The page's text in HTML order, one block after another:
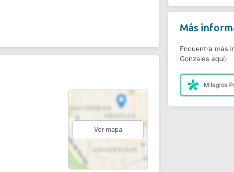
Ver mapa
Más
Encuentra más
Gonzales aquí:
Milagros